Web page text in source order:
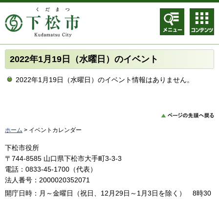
メニュ
ー
コンテ
ンツメ
ニュー
2022年1月19日（水曜日）のイベント
2022年1月19日（水曜日）のイベント情報はありません。
ホーム > イベントカレンダー
下松市役所
〒744-8585 山口県下松市大手町3-3-3
電話：0833-45-1700（代表）
法人番号：2000020352071
開庁日時：月～金曜日（祝日、12月29日～1月3日を除く） 8時30